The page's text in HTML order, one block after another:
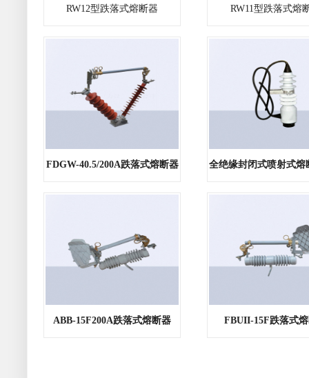
RW12型跌落式熔断器 RW11型跌落式熔
FDGW-40.5/200A跌落式熔断器
ABB-15F200A跌落式熔断器 FBUII-15F跌落式